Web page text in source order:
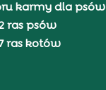
karmy dla psów
ras psów
ras kotów